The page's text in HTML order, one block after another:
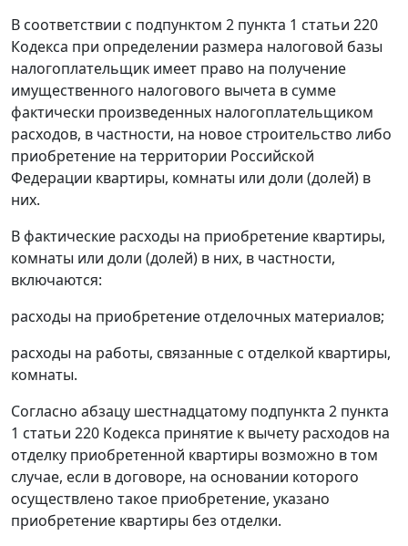
В соответствии с подпунктом 2 пункта 1 статьи 220
Кодекса при определении размера налоговой базы
налогоплательщик имеет право на получение
имущественного налогового вычета в сумме
фактически произведенных налогоплательщиком
расходов, в частности, на новое строительство либо
приобретение на территории Российской
Федерации квартиры, комнаты или доли (долей) в
них.
В фактические расходы на приобретение квартиры,
комнаты или доли (долей) в них, в частности,
включаются:
расходы на приобретение отделочных материалов;
расходы на работы, связанные с отделкой квартиры,
комнаты.
Согласно абзацу шестнадцатому подпункта 2 пункта
1 статьи 220 Кодекса принятие к вычету расходов на
отделку приобретенной квартиры возможно в том
случае, если в договоре, на основании которого
осуществлено такое приобретение, указано
приобретение квартиры без отделки.